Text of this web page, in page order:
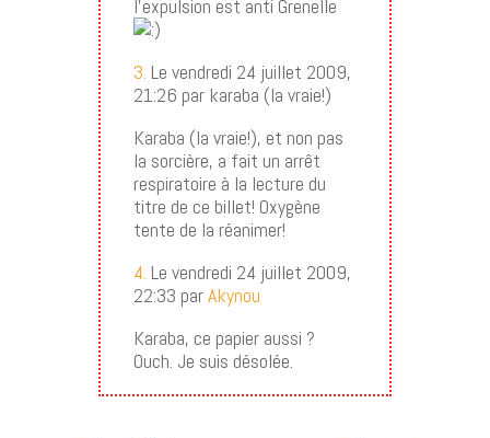
l’expulsion est anti Grenelle
3. Le vendredi 24 juillet 2009,
21:26 par karaba (la vraie!)
Karaba (la vraie!), et non pas
la sorcière, a fait un arrêt
respiratoire à la lecture du
titre de ce billet! Oxygène
tente de la réanimer!
4. Le vendredi 24 juillet 2009,
22:33 parAkynou
Karaba, ce papier aussi ?
Ouch. Je suis désolée.